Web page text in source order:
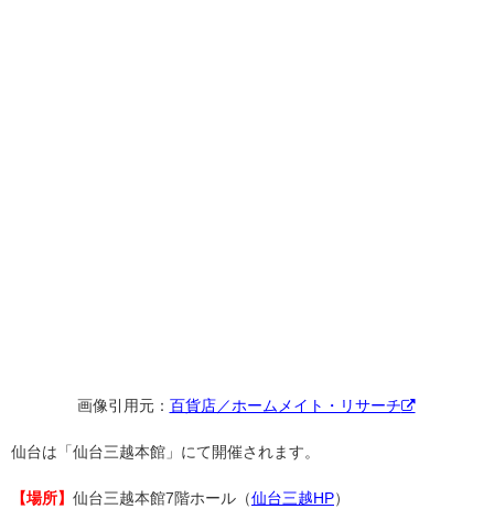
画像引用元： 百貨店／ホームメイト・リサーチ
仙台は「仙台三越本館」にて開催されます。
【場所】 仙台三越本館7階ホール（仙台三越HP）